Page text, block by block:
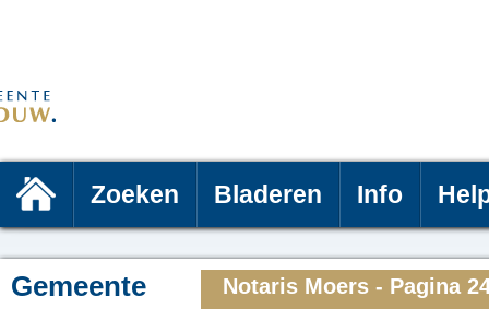
Zoeken Bladeren Info
Gemeente Notaris Moers - Pagina